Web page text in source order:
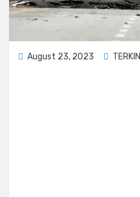
Posted
August 23, 2023 TERKINI